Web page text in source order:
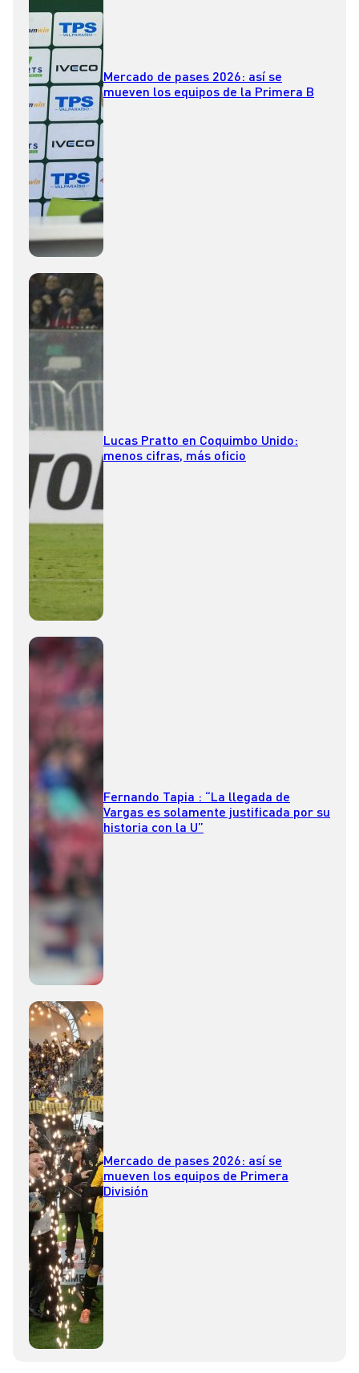
Mercado de pases 2026: así se
mueven los equipos de la Primera B
Lucas Pratto en Coquimbo Unido:
menos cifras, más oficio
Fernando Tapia : “La llegada de
Vargas es solamente justificada por su
historia con la U”
Mercado de pases 2026: así se
mueven los equipos de Primera
División